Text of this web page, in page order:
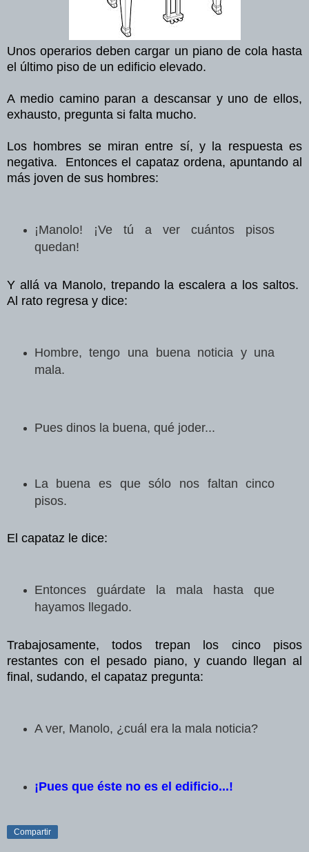
Unos operarios deben cargar un piano de cola hasta
el último piso de un edificio elevado.
A medio camino paran a descansar y uno de ellos,
exhausto, pregunta si falta mucho.
Los hombres se miran entre sí, y la respuesta es
negativa. Entonces el capataz ordena, apuntando al
más joven de sus hombres:
¡Manolo! ¡Ve tú a ver cuántos pisos
quedan!
Y allá va Manolo, trepando la escalera a los saltos.
Al rato regresa y dice:
Hombre, tengo una buena noticia y una
mala.
Pues dinos la buena, qué joder...
La buena es que sólo nos faltan cinco
pisos.
El capataz le dice:
Entonces guárdate la mala hasta que
hayamos llegado.
Trabajosamente, todos trepan los cinco pisos
restantes con el pesado piano, y cuando llegan al
final, sudando, el capataz pregunta:
A ver, Manolo, ¿cuál era la mala noticia?
¡Pues que éste no es el edificio...!
Compartir